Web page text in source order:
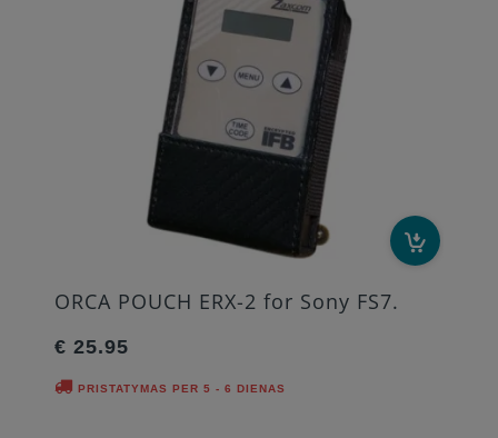
ORCA POUCH ERX-2 for Sony FS7.
€ 25.95
PRISTATYMAS PER 5 - 6 DIENAS